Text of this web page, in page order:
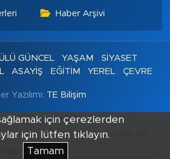
Haber Arşivi
GÜNCEL YAŞAM
SİYASET
ASAYİŞ EĞİTİM YEREL ÇEVRE
Yazılımı: TE Bilişim
için çerezlerden
için lütfen tıklayın.
Tamam